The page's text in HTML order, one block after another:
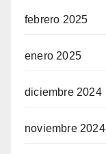
febrero 2025
enero 2025
diciembre 2024
noviembre 2024